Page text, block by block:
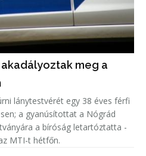
meg a
lánytestvérét egy 38 éves férfi
a gyanúsítottat a Nógrád
a bíróság letartóztatta -
MTI-t hétfőn.